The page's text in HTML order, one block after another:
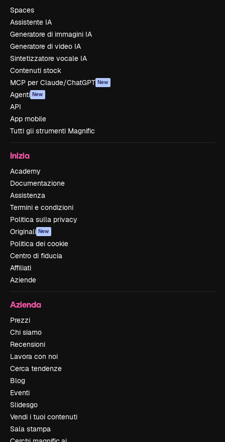
Spaces
Assistente IA
Generatore di immagini IA
Generatore di video IA
Sintetizzatore vocale IA
Contenuti stock
MCP per Claude/ChatGPT New
Agenti New
API
App mobile
Tutti gli strumenti Magnific
Inizia
Academy
Documentazione
Assistenza
Termini e condizioni
Politica sulla privacy
Originali New
Politica dei cookie
Centro di fiducia
Affiliati
Aziende
Azienda
Prezzi
Chi siamo
Recensioni
Lavora con noi
Cerca tendenze
Blog
Eventi
Slidesgo
Vendi i tuoi contenuti
Sala stampa